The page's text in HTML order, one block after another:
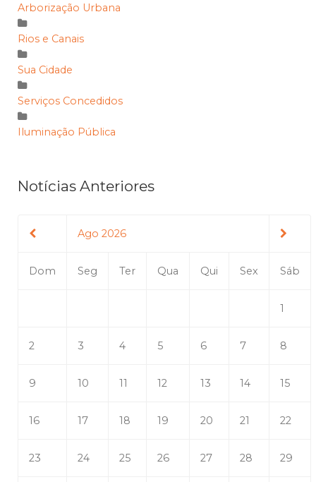
Arborização Urbana
Rios e Canais
Sua Cidade
Serviços Concedidos
Iluminação Pública
Notícias Anteriores
Ago 2026
Dom Seg Ter Qua Qui Sex Sáb
1
2 3 4 5 6 7 8
9 10 11 12 13 14 15
16 17 18 19 20 21 22
23 24 25 26 27 28 29